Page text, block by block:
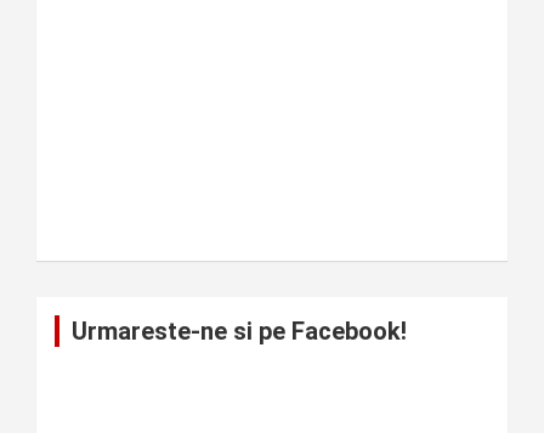
Urmareste-ne si pe Facebook!